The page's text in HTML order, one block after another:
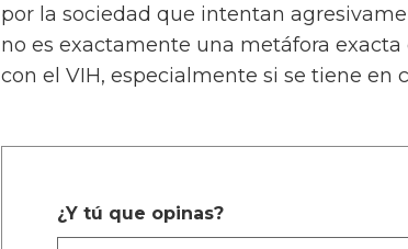
por la sociedad que intentan
no es exactamente una metáfora
con el VIH, especialmente si se tiene en
¿Y tú que opinas?